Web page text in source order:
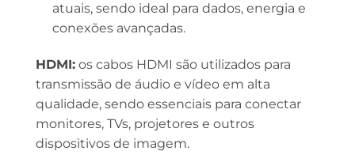
atuais, sendo ideal para dados, energia e
conexões avançadas.
HDMI: os cabos HDMI são utilizados para
transmissão de áudio e vídeo em alta
qualidade, sendo essenciais para conectar
monitores, TVs, projetores e outros
dispositivos de imagem.